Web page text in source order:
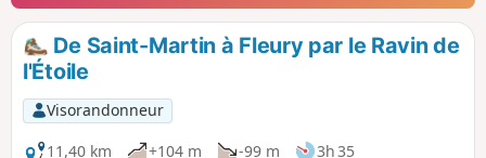
De Saint-Martin à Fleury par le Ravin de
l'Étoile
Visorandonneur
11,40 km
+104 m -99 m 3h 35